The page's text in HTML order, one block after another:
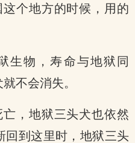
个地方的时候，用的
生物，寿命与地狱同
不会消失。
，地狱三头犬也依然
回到这里时，地狱三头